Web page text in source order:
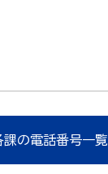
課の電話番号一覧